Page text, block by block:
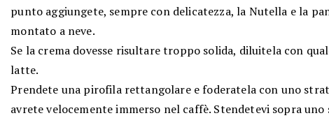
punto aggiungete, sempre con delicatezza, la Nutella e la
montato a neve.
Se la crema dovesse risultare troppo solida, diluitela con
latte.
Prendete una pirofila rettangolare e foderatela con uno
avrete velocemente immerso nel caffè. Stendetevi sopra